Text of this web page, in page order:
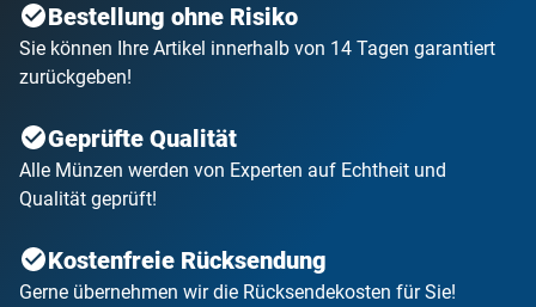
Bestellung ohne Risiko
Sie können Ihre Artikel innerhalb von 14 Tagen garantiert
zurückgeben!
Geprüfte Qualität
Alle Münzen werden von Experten auf Echtheit und
Qualität geprüft!
Kostenfreie Rücksendung
Gerne übernehmen wir die Rücksendekosten für Sie!